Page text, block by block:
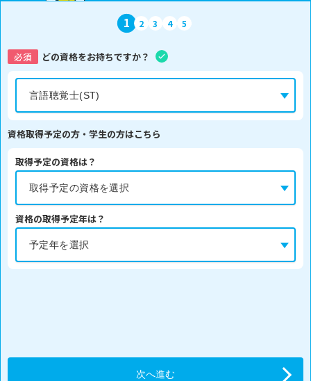
1 2 3 4 5
必須 どの資格をお持ちですか？
資格取得予定の方・学生の方はこちら
取得予定の資格は？
資格の取得予定年は？